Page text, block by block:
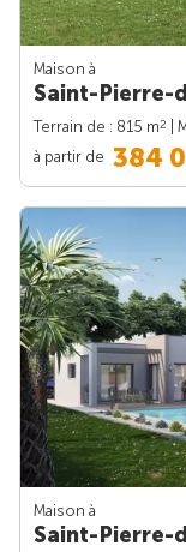
Maison à
Saint-Pierre-
Terrain de : 815 m2 |
à partir de 384
Maison à
Saint-Pierre-